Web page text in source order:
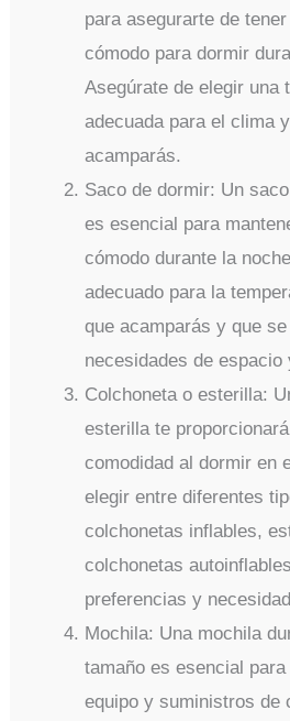
para asegurarte de
cómodo para dormir
Asegúrate de elegir una
adecuada para el clima
acamparás.
Saco de dormir: Un
es esencial para
cómodo durante la
adecuado para la
que acamparás y que
necesidades de espacio
Colchoneta o esterilla:
esterilla te
comodidad al dormir en
elegir entre diferentes
colchonetas inflables,
colchonetas
preferencias y
Mochila: Una mochila
tamaño es esencial
equipo y suministros de